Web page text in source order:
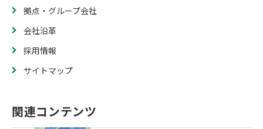
拠点・グループ会社
会社沿革
採用情報
サイトマップ
関連コンテンツ